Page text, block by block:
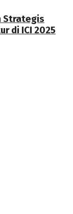
Strategis
di ICI 2025